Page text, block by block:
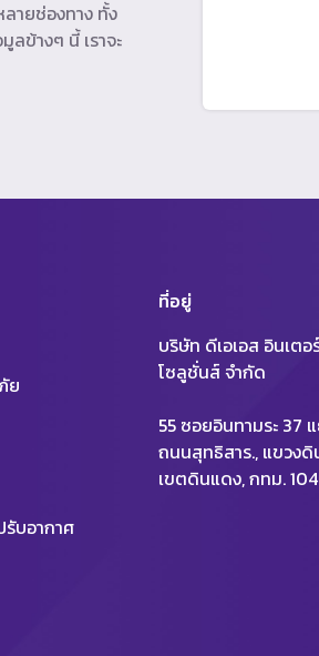
ายช่องทาง ทั้ง
ลข้างๆ นี้ เราจะ
ย
รับอากาศ
ที่อยู่
บริษัท ดีเอเอส อินเตอ
โซลูชั่นส์ จำกัด
55 ซอยอินทามระ 37
ถนนสุทธิสาร., แขวง
เขตดินแดง, กทม.